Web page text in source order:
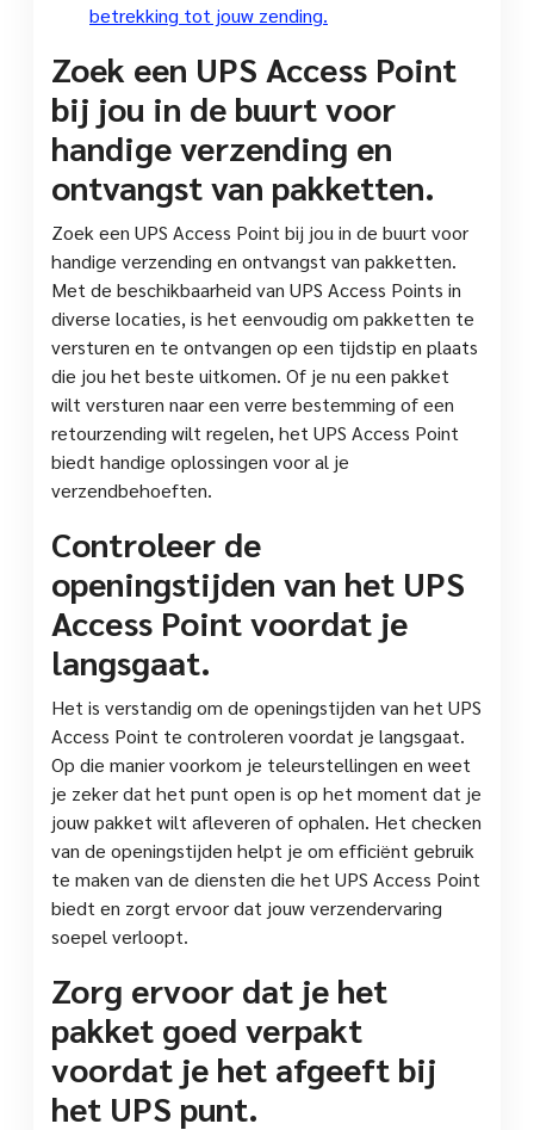
betrekking tot jouw zending.
Zoek een UPS Access Point
bij jou in de buurt voor
handige verzending en
ontvangst van pakketten.
Zoek een UPS Access Point bij jou in de buurt voor
handige verzending en ontvangst van pakketten.
Met de beschikbaarheid van UPS Access Points in
diverse locaties, is het eenvoudig om pakketten te
versturen en te ontvangen op een tijdstip en plaats
die jou het beste uitkomen. Of je nu een pakket
wilt versturen naar een verre bestemming of een
retourzending wilt regelen, het UPS Access Point
biedt handige oplossingen voor al je
verzendbehoeften.
Controleer de
openingstijden van het UPS
Access Point voordat je
langsgaat.
Het is verstandig om de openingstijden van het UPS
Access Point te controleren voordat je langsgaat.
Op die manier voorkom je teleurstellingen en weet
je zeker dat het punt open is op het moment dat je
jouw pakket wilt afleveren of ophalen. Het checken
van de openingstijden helpt je om efficiënt gebruik
te maken van de diensten die het UPS Access Point
biedt en zorgt ervoor dat jouw verzendervaring
soepel verloopt.
Zorg ervoor dat je het
pakket goed verpakt
voordat je het afgeeft bij
het UPS punt.